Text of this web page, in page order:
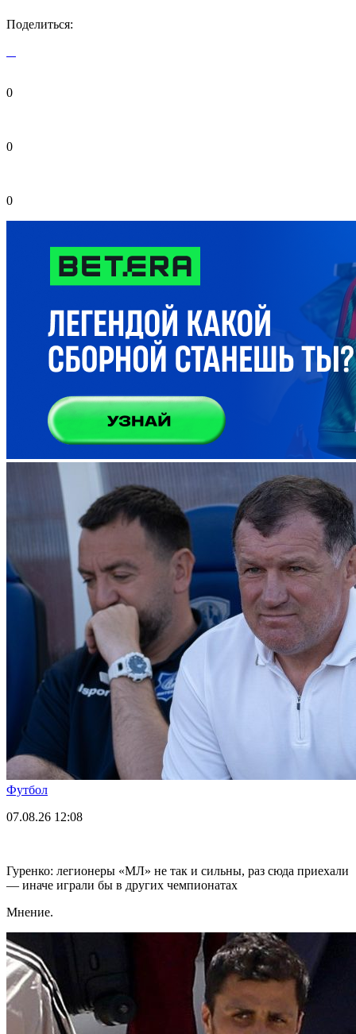
Поделиться:
0
0
0
Футбол
07.08.26 12:08
Гуренко: легионеры «МЛ» не так и сильны, раз сюда приехали
— иначе играли бы в других чемпионатах
Мнение.